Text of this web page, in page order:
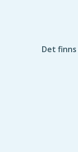
Det